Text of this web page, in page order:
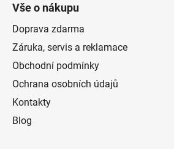
Vše o nákupu
Doprava zdarma
Záruka, servis a reklamace
Obchodní podmínky
Ochrana osobních údajů
Kontakty
Blog